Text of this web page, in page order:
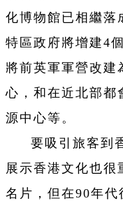
化博物館已相繼落
特區政府將增建4
將前英軍軍營改建
心，和在近北部都
源中心等。
要吸引旅客到
展示香港文化也很
名片，但在90年